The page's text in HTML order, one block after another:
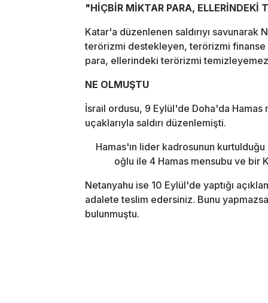
"HİÇBİR MİKTAR PARA, ELLERİNDEKİ
Katar'a düzenlenen saldırıyı
terörizmi destekleyen, terörizmi finanse
para, ellerindeki terörizmi
NE OLMUŞTU
İsrail ordusu, 9 Eylül'de Doha'da
uçaklarıyla saldırı düzenlemişti.
Hamas'ın lider kadrosunun
oğlu ile 4 Hamas mensubu ve bir
Netanyahu ise 10 Eylül'de yaptığı
adalete teslim edersiniz. Bunu
bulunmuştu.